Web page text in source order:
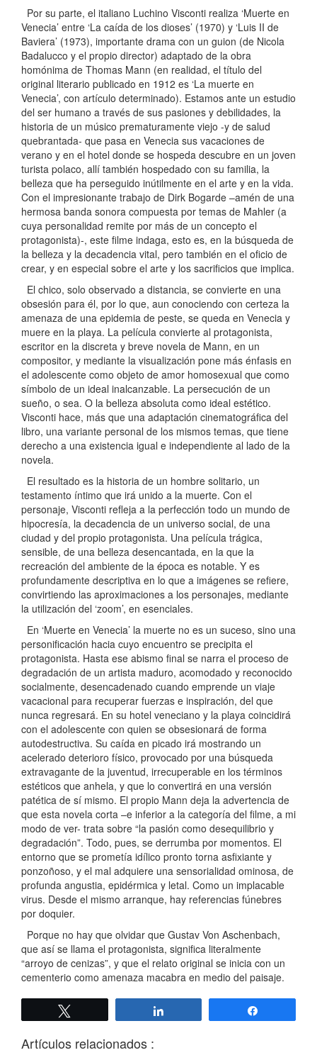
Por su parte, el italiano Luchino Visconti realiza ‘Muerte en
Venecia’ entre ‘La caída de los dioses’ (1970) y ‘Luis II de
Baviera’ (1973), importante drama con un guion (de Nicola
Badalucco y el propio director) adaptado de la obra
homónima de Thomas Mann (en realidad, el título del
original literario publicado en 1912 es ‘La muerte en
Venecia’, con artículo determinado). Estamos ante un estudio
del ser humano a través de sus pasiones y debilidades, la
historia de un músico prematuramente viejo -y de salud
quebrantada- que pasa en Venecia sus vacaciones de
verano y en el hotel donde se hospeda descubre en un joven
turista polaco, allí también hospedado con su familia, la
belleza que ha perseguido inútilmente en el arte y en la vida.
Con el impresionante trabajo de Dirk Bogarde –amén de una
hermosa banda sonora compuesta por temas de Mahler (a
cuya personalidad remite por más de un concepto el
protagonista)-, este filme indaga, esto es, en la búsqueda de
la belleza y la decadencia vital, pero también en el oficio de
crear, y en especial sobre el arte y los sacrificios que implica.
El chico, solo observado a distancia, se convierte en una
obsesión para él, por lo que, aun conociendo con certeza la
amenaza de una epidemia de peste, se queda en Venecia y
muere en la playa. La película convierte al protagonista,
escritor en la discreta y breve novela de Mann, en un
compositor, y mediante la visualización pone más énfasis en
el adolescente como objeto de amor homosexual que como
símbolo de un ideal inalcanzable. La persecución de un
sueño, o sea. O la belleza absoluta como ideal estético.
Visconti hace, más que una adaptación cinematográfica del
libro, una variante personal de los mismos temas, que tiene
derecho a una existencia igual e independiente al lado de la
novela.
El resultado es la historia de un hombre solitario, un
testamento íntimo que irá unido a la muerte. Con el
personaje, Visconti refleja a la perfección todo un mundo de
hipocresía, la decadencia de un universo social, de una
ciudad y del propio protagonista. Una película trágica,
sensible, de una belleza desencantada, en la que la
recreación del ambiente de la época es notable. Y es
profundamente descriptiva en lo que a imágenes se refiere,
convirtiendo las aproximaciones a los personajes, mediante
la utilización del ‘zoom’, en esenciales.
En ‘Muerte en Venecia’ la muerte no es un suceso, sino una
personificación hacia cuyo encuentro se precipita el
protagonista. Hasta ese abismo final se narra el proceso de
degradación de un artista maduro, acomodado y reconocido
socialmente, desencadenado cuando emprende un viaje
vacacional para recuperar fuerzas e inspiración, del que
nunca regresará. En su hotel veneciano y la playa coincidirá
con el adolescente con quien se obsesionará de forma
autodestructiva. Su caída en picado irá mostrando un
acelerado deterioro físico, provocado por una búsqueda
extravagante de la juventud, irrecuperable en los términos
estéticos que anhela, y que lo convertirá en una versión
patética de sí mismo. El propio Mann deja la advertencia de
que esta novela corta –e inferior a la categoría del filme, a mi
modo de ver- trata sobre “la pasión como desequilibrio y
degradación”. Todo, pues, se derrumba por momentos. El
entorno que se prometía idílico pronto torna asfixiante y
ponzoñoso, y el mal adquiere una sensorialidad ominosa, de
profunda angustia, epidérmica y letal. Como un implacable
virus. Desde el mismo arranque, hay referencias fúnebres
por doquier.
Porque no hay que olvidar que Gustav Von Aschenbach,
que así se llama el protagonista, significa literalmente
“arroyo de cenizas”, y que el relato original se inicia con un
cementerio como amenaza macabra en medio del paisaje.
Artículos relacionados :